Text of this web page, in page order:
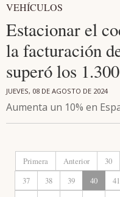
VEHÍCULOS
Estacionar el
la facturación
superó los
JUEVES, 08 DE AGOSTO DE 2024
Aumenta un 10% en
Primera Anterior 30
37
38 39 40 41